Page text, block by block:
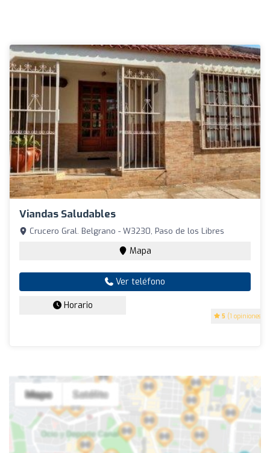
Viandas Saludables
5 (1 opiniones)
Crucero Gral. Belgrano - W3230, Paso de los Libres
Mapa
Ver teléfono
Horario